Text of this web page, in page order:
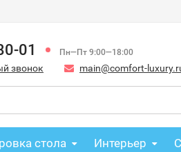
01 Пн—Пт 9:00—18:00
звонок main@comfort-
стола Интерьер